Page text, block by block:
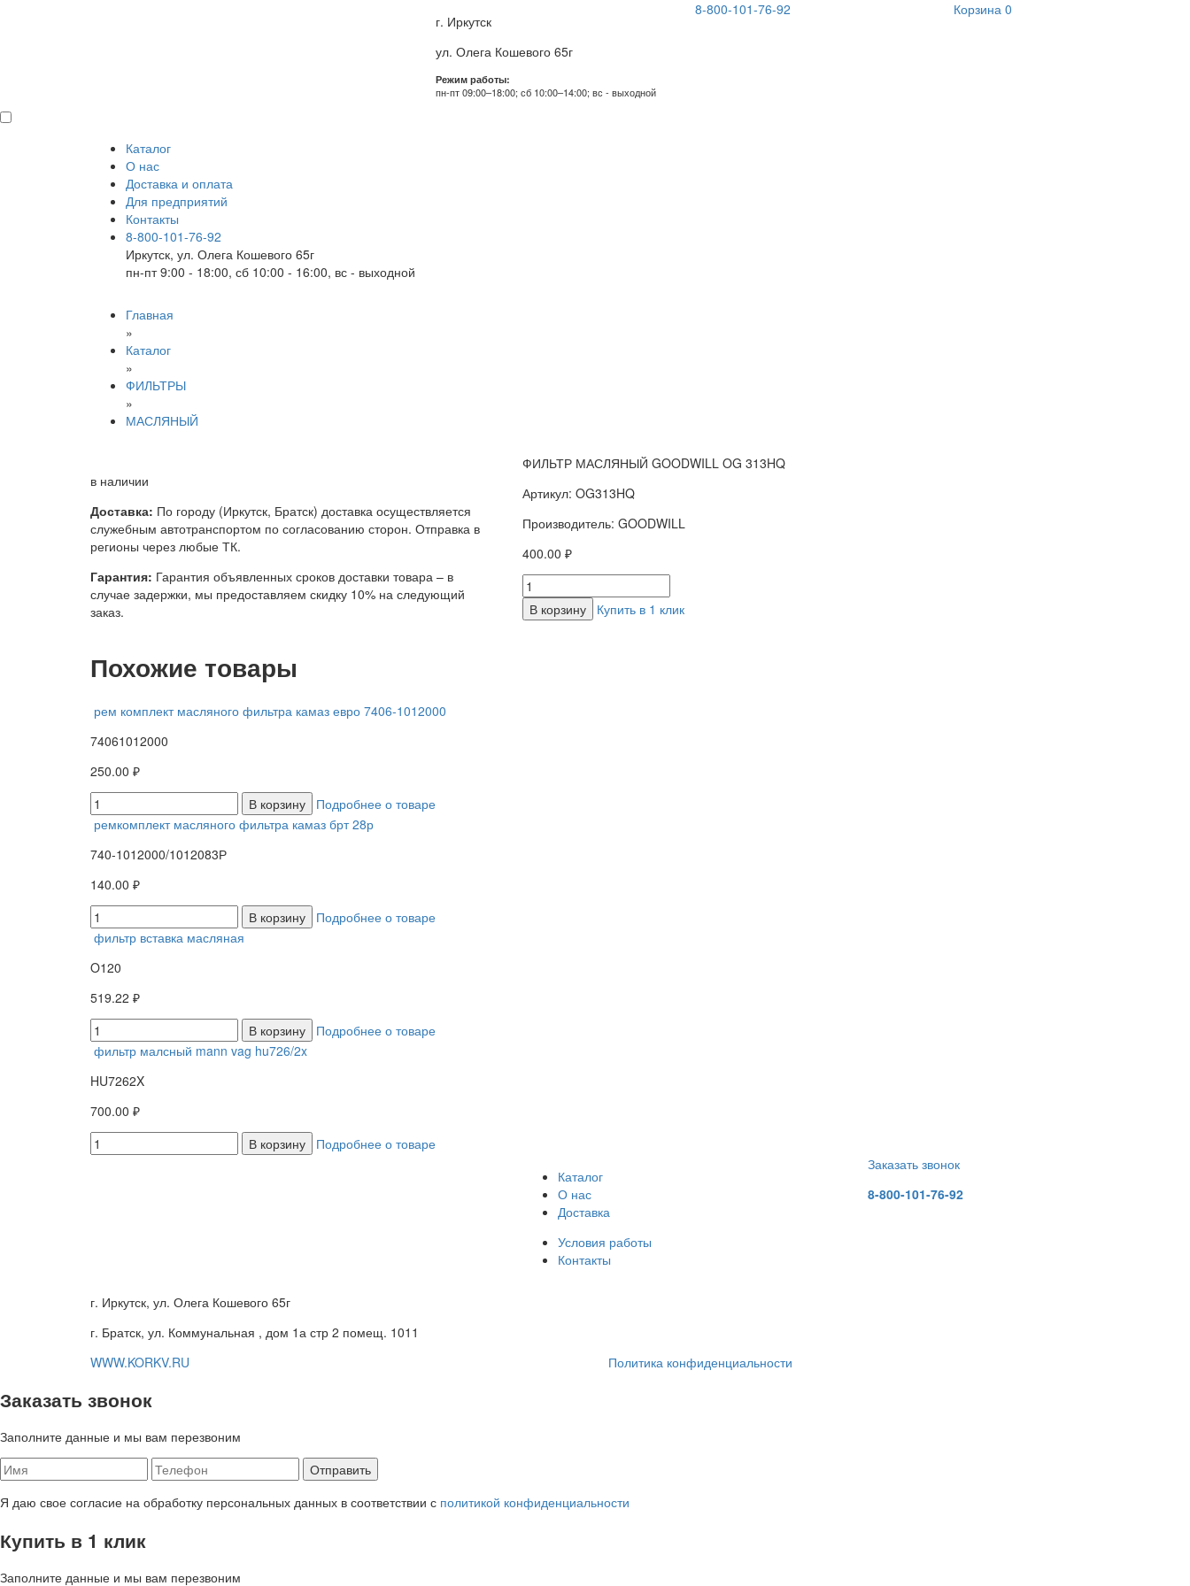
г. Иркутск
ул. Олега Кошевого 65г
Режим работы:
пн-пт 09:00–18:00; сб 10:00–14:00; вс - выходной
8-800-101-76-92 Корзина 0
Каталог
О нас
Доставка и оплата
Для предприятий
Контакты
8-800-101-76-92
Иркутск, ул. Олега Кошевого 65г
пн-пт 9:00 - 18:00, сб 10:00 - 16:00, вс - выходной
Главная
»
Каталог
»
ФИЛЬТРЫ
»
МАСЛЯНЫЙ
в наличии
Доставка: По городу (Иркутск, Братск) доставка осуществляется
служебным автотранспортом по согласованию сторон. Отправка в
регионы через любые ТК.
Гарантия: Гарантия объявленных сроков доставки товара – в
случае задержки, мы предоставляем скидку 10% на следующий
заказ.
ФИЛЬТР МАСЛЯНЫЙ GOODWILL OG 313HQ
Артикул: OG313HQ
Производитель: GOODWILL
400.00 ₽
В корзину Купить в 1 клик
Похожие товары
рем комплект масляного фильтра камаз евро 7406-1012000
74061012000
250.00 ₽
В корзину
Подробнее о товаре
ремкомплект масляного фильтра камаз брт 28р
740-1012000/1012083Р
140.00 ₽
В корзину
Подробнее о товаре
фильтр вставка масляная
O120
519.22 ₽
В корзину
Подробнее о товаре
фильтр малсный mann vag hu726/2x
HU7262X
700.00 ₽
В корзину
Подробнее о товаре
Каталог
О нас
Доставка
Условия работы
Контакты
Заказать звонок
8-800-101-76-92
г. Иркутск, ул. Олега Кошевого 65г
г. Братск, ул. Коммунальная , дом 1а стр 2 помещ. 1011
WWW.KORKV.RU
Политика конфиденциальности
Заказать звонок
Заполните данные и мы вам перезвоним
Я даю свое согласие на обработку персональных данных в соответствии с политикой конфиденциальности
Купить в 1 клик
Заполните данные и мы вам перезвоним